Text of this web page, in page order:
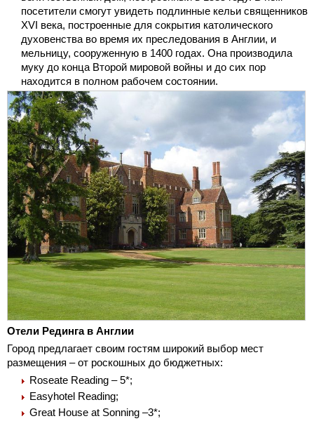
посетители смогут увидеть подлинные кельи священников
XVI века, построенные для сокрытия католического
духовенства во время их преследования в Англии, и
мельницу, сооруженную в 1400 годах. Она производила
муку до конца Второй мировой войны и до сих пор
находится в полном рабочем состоянии.
Отели Рединга в Англии
Город предлагает своим гостям широкий выбор мест
размещения – от роскошных до бюджетных:
Roseate Reading – 5*;
Easyhotel Reading;
Great House at Sonning –3*;